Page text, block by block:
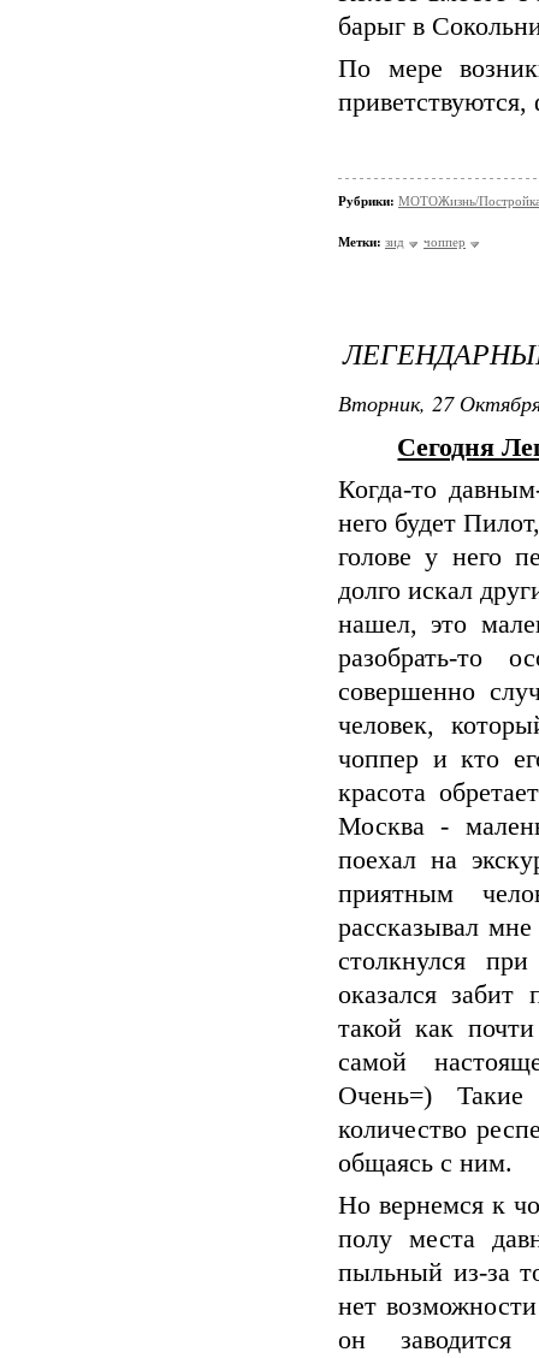
барыг в
По мере
Рубрики: МОТОЖизнь/
Метки: зид чоппер
Вторник, 27
Сегодня
Когда-то
него будет
голове у него
долго искал
нашел, это
разобрать-то
совершенно
человек,
чоппер и кто
красота
Москва -
поехал на
приятным
рассказывал
столкнулся
оказался забит
такой как
самой
Очень=)
количество
общаясь с ним.
Но вернемся к
полу места
пыльный из-за
нет
он